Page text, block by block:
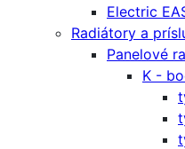
Electric
Radiátory a
Panelové
K -